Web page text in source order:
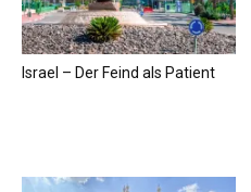
Israel – Der Feind als Patient